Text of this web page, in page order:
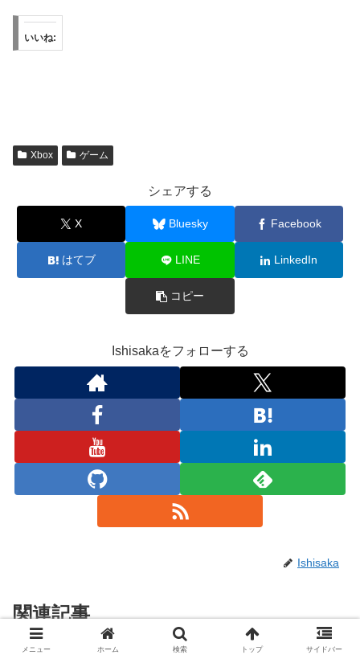
いいね:
Xbox ゲーム
シェアする
X Bluesky Facebook
はてブ LINE LinkedIn
コピー
Ishisakaをフォローする
Ishisaka
関連記事
メニュー ホーム 検索 トップ サイドバー